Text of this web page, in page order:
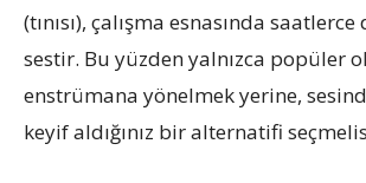
(tınısı), çalışma esnasında saatlerce
sestir. Bu yüzden yalnızca popüler
enstrümana yönelmek yerine,
keyif aldığınız bir alternatifi